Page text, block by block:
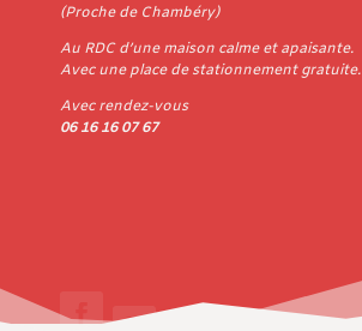
(Proche de Chambéry)
Au RDC d’une maison calme et apaisante.
Avec une place de stationnement gratuite.
Avec rendez-vous
06 16 16 07 67